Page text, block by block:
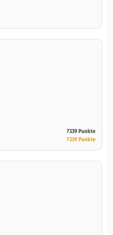
7339 Punkte
7339 Punkte